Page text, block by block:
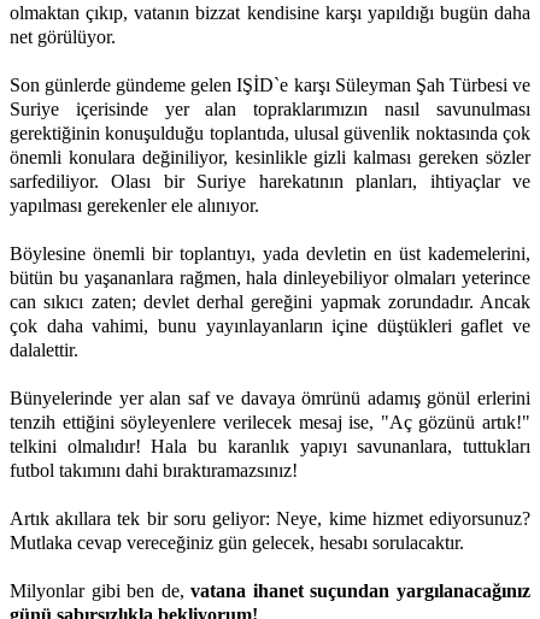
olmaktan çıkıp, vatanın bizzat kendisine karşı yapıldığı bugün daha
net görülüyor.
Son günlerde gündeme gelen IŞİD`e karşı Süleyman Şah Türbesi ve
Suriye içerisinde yer alan topraklarımızın nasıl savunulması
gerektiğinin konuşulduğu toplantıda, ulusal güvenlik noktasında çok
önemli konulara değiniliyor, kesinlikle gizli kalması gereken sözler
sarfediliyor. Olası bir Suriye harekatının planları, ihtiyaçlar ve
yapılması gerekenler ele alınıyor.
Böylesine önemli bir toplantıyı, yada devletin en üst kademelerini,
bütün bu yaşananlara rağmen, hala dinleyebiliyor olmaları yeterince
can sıkıcı zaten; devlet derhal gereğini yapmak zorundadır. Ancak
çok daha vahimi, bunu yayınlayanların içine düştükleri gaflet ve
dalalettir.
Bünyelerinde yer alan saf ve davaya ömrünü adamış gönül erlerini
tenzih ettiğini söyleyenlere verilecek mesaj ise, "Aç gözünü artık!"
telkini olmalıdır! Hala bu karanlık yapıyı savunanlara, tuttukları
futbol takımını dahi bıraktıramazsınız!
Artık akıllara tek bir soru geliyor: Neye, kime hizmet ediyorsunuz?
Mutlaka cevap vereceğiniz gün gelecek, hesabı sorulacaktır.
Milyonlar gibi ben de,vatana ihanet suçundan yargılanacağınız
günü sabırsızlıkla bekliyorum!